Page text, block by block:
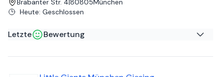
Brabanter Str. 4|80805München
Heute: Geschlossen
Letzte Bewertung
Amelie S auf